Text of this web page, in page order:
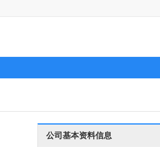
公司基本资料信息